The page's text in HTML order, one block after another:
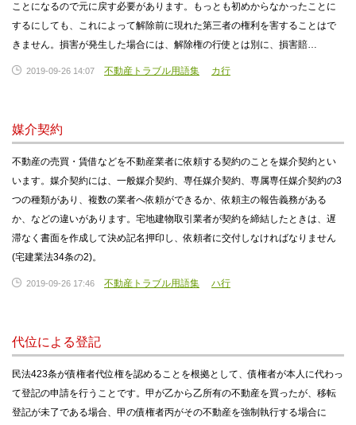
ことになるので元に戻す必要があります。もっとも初めからなかったことに
するにしても、これによって解除前に現れた第三者の権利を害することはで
きません。損害が発生した場合には、解除権の行使とは別に、損害賠…
2019-09-26 14:07 不動産トラブル用語集 カ行
媒介契約
不動産の売買・賃借などを不動産業者に依頼する契約のことを媒介契約とい
います。媒介契約には、一般媒介契約、専任媒介契約、専属専任媒介契約の3
つの種類があり、複数の業者へ依頼ができるか、依頼主の報告義務がある
か、などの違いがあります。宅地建物取引業者が契約を締結したときは、遅
滞なく書面を作成して決め記名押印し、依頼者に交付しなければなりません
(宅建業法34条の2)。
2019-09-26 17:46 不動産トラブル用語集 ハ行
代位による登記
民法423条が債権者代位権を認めることを根拠として、債権者が本人に代わっ
て登記の申請を行うことです。甲が乙から乙所有の不動産を買ったが、移転
登記が未了である場合、甲の債権者丙がその不動産を強制執行する場合に